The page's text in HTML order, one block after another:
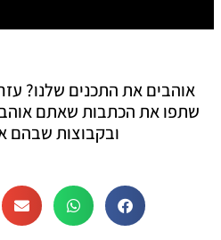
אוהבים את התכנים שלנו?
שתפו את הכתבות שאתם
ובקבוצות שבהם